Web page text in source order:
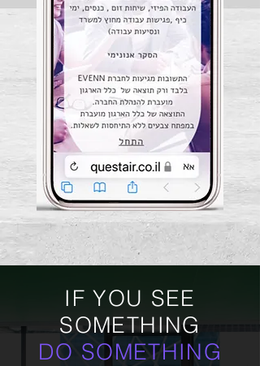
IF YOU SEE
SOMETHING
DO SOMETHING